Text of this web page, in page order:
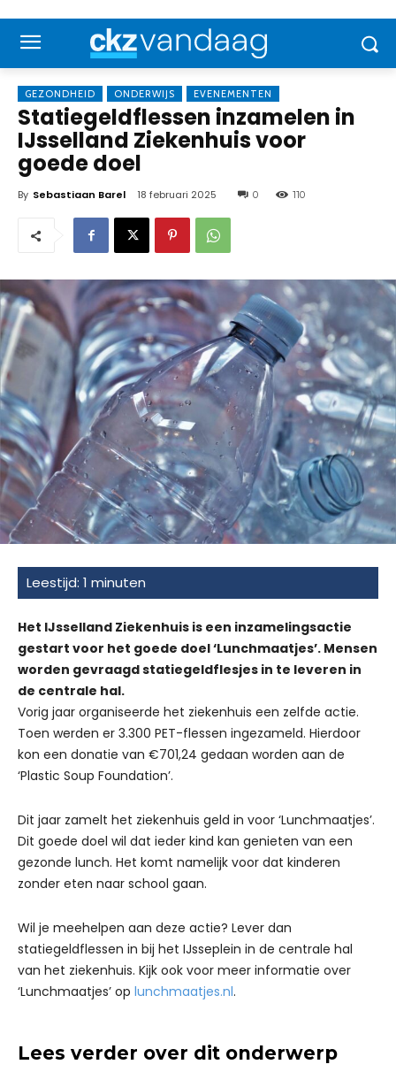
GEZONDHEID ONDERWIJS EVENEMENTEN
Statiegeldflessen inzamelen in
IJsselland Ziekenhuis voor
goede doel
By Sebastiaan Barel 18 februari 2025 0 110
Het IJsselland Ziekenhuis is een inzamelingsactie
gestart voor het goede doel ‘Lunchmaatjes’. Mensen
worden gevraagd statiegeldflesjes in te leveren in
de centrale hal.
Vorig jaar organiseerde het ziekenhuis een zelfde actie.
Toen werden er 3.300 PET-flessen ingezameld. Hierdoor
kon een donatie van €701,24 gedaan worden aan de
‘Plastic Soup Foundation’.
Dit jaar zamelt het ziekenhuis geld in voor ‘Lunchmaatjes’.
Dit goede doel wil dat ieder kind kan genieten van een
gezonde lunch. Het komt namelijk voor dat kinderen
zonder eten naar school gaan.
Wil je meehelpen aan deze actie? Lever dan
statiegeldflessen in bij het IJsseplein in de centrale hal
van het ziekenhuis. Kijk ook voor meer informatie over
‘Lunchmaatjes’ op lunchmaatjes.nl.
Lees verder over dit onderwerp